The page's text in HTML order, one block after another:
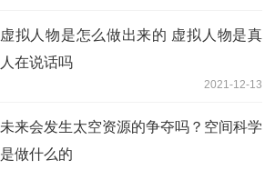
虚拟人物是怎么做出来的 虚拟人物是真
人在说话吗
2021-12-13
未来会发生太空资源的争夺吗？空间科学
是做什么的